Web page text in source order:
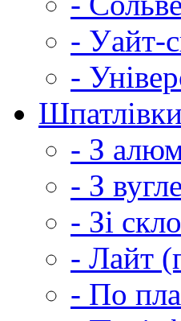
- Уайт-
-
- З
- З
- Зі
- Лайт
- По